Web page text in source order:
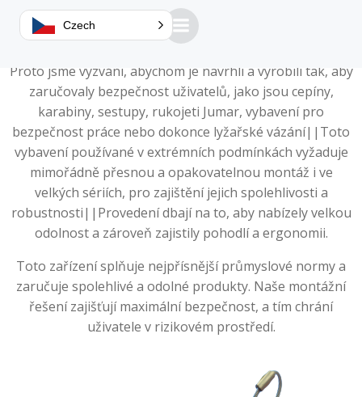
Jednou z našich silných stránek je přesnost a
opakovatelnost našich strojů.
Proto jsme vyzváni, abychom je navrhli a vyrobili tak, aby
zaručovaly bezpečnost uživatelů, jako jsou cepíny,
karabiny, sestupy, rukojeti Jumar, vybavení pro
bezpečnost práce nebo dokonce lyžařské vázání||Toto
vybavení používané v extrémních podmínkách vyžaduje
mimořádně přesnou a opakovatelnou montáž i ve
velkých sériích, pro zajištění jejich spolehlivosti a
robustnosti||Provedení dbají na to, aby nabízely velkou
odolnost a zároveň zajistily pohodlí a ergonomii.
Toto zařízení splňuje nejpřísnější průmyslové normy a
zaručuje spolehlivé a odolné produkty. Naše montážní
řešení zajišťují maximální bezpečnost, a tím chrání
uživatele v rizikovém prostředí.
Czech